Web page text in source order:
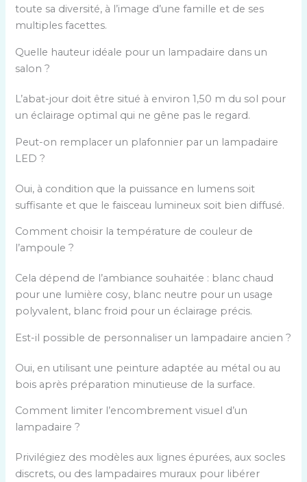
toute sa diversité, à l’image d’une famille et de ses
multiples facettes.
Quelle hauteur idéale pour un lampadaire dans un
salon ?
L’abat-jour doit être situé à environ 1,50 m du sol pour
un éclairage optimal qui ne gêne pas le regard.
Peut-on remplacer un plafonnier par un lampadaire
LED ?
Oui, à condition que la puissance en lumens soit
suffisante et que le faisceau lumineux soit bien diffusé.
Comment choisir la température de couleur de
l’ampoule ?
Cela dépend de l’ambiance souhaitée : blanc chaud
pour une lumière cosy, blanc neutre pour un usage
polyvalent, blanc froid pour un éclairage précis.
Est-il possible de personnaliser un lampadaire ancien ?
Oui, en utilisant une peinture adaptée au métal ou au
bois après préparation minutieuse de la surface.
Comment limiter l’encombrement visuel d’un
lampadaire ?
Privilégiez des modèles aux lignes épurées, aux socles
discrets, ou des lampadaires muraux pour libérer